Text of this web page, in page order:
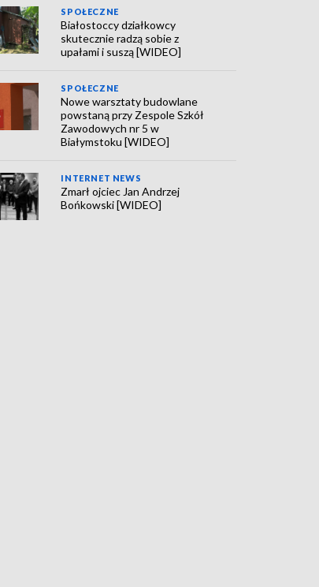
SPOŁECZNE
Białostoccy działkowcy
skutecznie radzą sobie z
upałami i suszą [WIDEO]
SPOŁECZNE
Nowe warsztaty budowlane
powstaną przy Zespole Szkół
Zawodowych nr 5 w
Białymstoku [WIDEO]
INTERNET NEWS
Zmarł ojciec Jan Andrzej
Bońkowski [WIDEO]